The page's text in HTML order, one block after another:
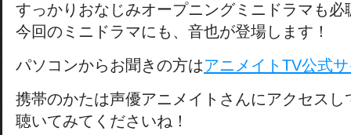
すっかりおなじみオープニングミニドラマも必
今回のミニドラマにも、音也が登場します！
パソコンからお聞きの方はアニメイトTV公式
携帯のかたは声優アニメイトさんにアクセスし
聴いてみてくださいね！